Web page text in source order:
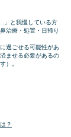
」と我慢している方
治療・処置・日帰り
過ごせる可能性があ
ませる必要があるの
）。
？